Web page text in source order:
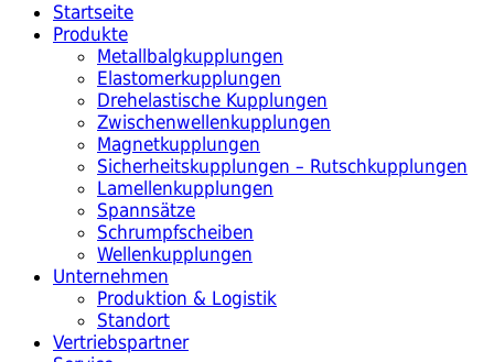
Startseite
Produkte
Metallbalgkupplungen
Elastomerkupplungen
Drehelastische Kupplungen
Zwischenwellenkupplungen
Magnetkupplungen
Sicherheitskupplungen – Rutschkupplungen
Lamellenkupplungen
Spannsätze
Schrumpfscheiben
Wellenkupplungen
Unternehmen
Produktion & Logistik
Standort
Vertriebspartner